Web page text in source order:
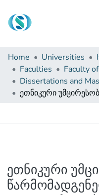
Communities & Collections
Browse
Documentation
About Us
Home Universities
Faculties
ეთნიკური